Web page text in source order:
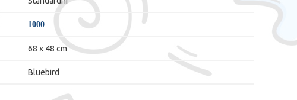
1000
68 x 48 cm
Bluebird